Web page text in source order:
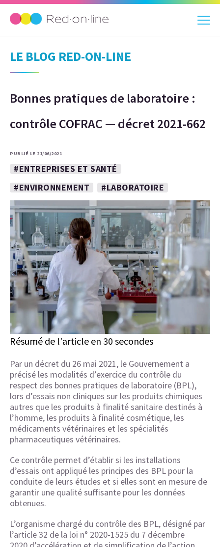
LE BLOG RED-ON-LINE
Bonnes pratiques de laboratoire :
contrôle COFRAC — décret 2021-662
PUBLIÉ LE 21/06/2021
#ENTREPRISES ET SANTÉ
#ENVIRONNEMENT
#LABORATOIRE
Résumé de l'article en 30 secondes
Par un décret du 26 mai 2021, le Gouvernement a
précisé les modalités d’exercice du contrôle du
respect des bonnes pratiques de laboratoire (BPL),
lors d’essais non cliniques sur les produits chimiques
autres que les produits à finalité sanitaire destinés à
l’homme, les produits à finalité cosmétique, les
médicaments vétérinaires et les spécialités
pharmaceutiques vétérinaires.
Ce contrôle permet d’établir si les installations
d’essais ont appliqué les principes des BPL pour la
conduite de leurs études et si elles sont en mesure de
garantir une qualité suffisante pour les données
obtenues.
L’organisme chargé du contrôle des BPL, désigné par
l’article 32 de la loi n° 2020-1525 du 7 décembre